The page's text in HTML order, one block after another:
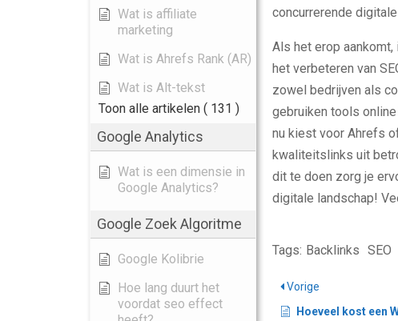
Wat is affiliate
marketing
Wat is Ahrefs Rank (AR)
Wat is Alt-tekst
Toon alle artikelen ( 131 )
Google Analytics
Wat is een dimensie in
Google Analytics?
Google Zoek Algoritme
Google Kolibrie
Hoe lang duurt het
voordat seo effect
concurrerende
Als het erop
het verbeteren van
zowel bedrijven als
gebruiken tools
nu kiest voor Ahrefs
kwaliteitslinks uit
dit te doen zorg je
digitale landschap!
Tags: Backlinks SEO
Vorige
Hoeveel kost een